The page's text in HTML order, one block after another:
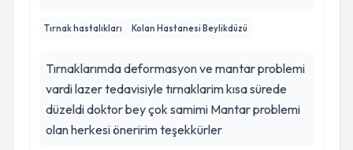
Tırnak hastalıkları Kolan Hastanesi Beylikdüzü
Tırnaklarımda deformasyon ve mantar problemi
vardi lazer tedavisiyle tırnaklarim kısa sürede
düzeldi doktor bey çok samimi Mantar problemi
olan herkesi öneririm teşekkürler